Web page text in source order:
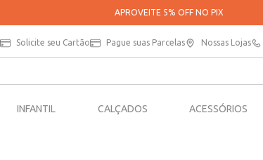
PARCELE SUAS COMPRAS EM ATÉ 5X SEM JUROS*
Solicite seu Cartão Pague suas Parcelas Nossas Lojas
INFANTIL CALÇADOS ACESSÓRIOS